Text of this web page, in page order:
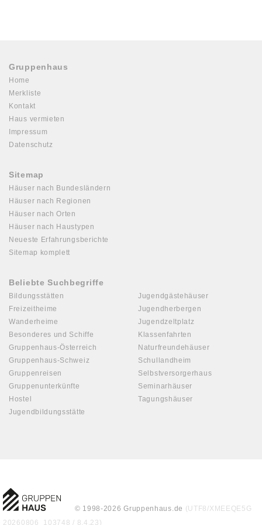
Gruppenhaus
Home
Merkliste
Kontakt
Haus vermieten
Impressum
Datenschutz
Sitemap
Häuser nach Bundesländern
Häuser nach Regionen
Häuser nach Orten
Häuser nach Haustypen
Neueste Erfahrungsberichte
Sitemap komplett
Beliebte Suchbegriffe
Bildungsstätten
Freizeitheime
Wanderheime
Besonderes und Schiffe
Gruppenhaus-Österreich
Gruppenhaus-Schweiz
Gruppenreisen
Gruppenunterkünfte
Hostel
Jugendbildungsstätte
Jugendgästehäuser
Jugendherbergen
Jugendzeltplatz
Klassenfahrten
Naturfreundehäuser
Schullandheim
Selbstversorgerhaus
Seminarhäuser
Tagungshäuser
© 1998-2026 Gruppenhaus.de (UTF8/XMEEQE5G
20260806_103748 / 8.4.23)